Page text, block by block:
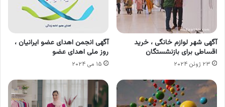
آگهی شهر لوازم خانگی ، خرید
اقساطی برای بازنشستگان
۲۳ ژوئن ۲۰۲۴
آگهی انجمن اهدای عضو ایرانیان ،
روز ملی اهدای عضو
۱۵ می ۲۰۲۴